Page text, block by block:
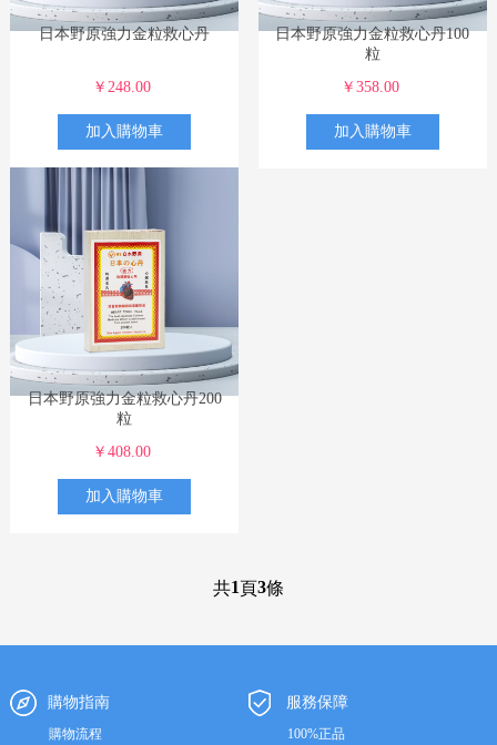
日本野原強力金粒救心丹
￥248.00
加入購物車
日本野原強力金粒救心丹100
粒
￥358.00
加入購物車
日本野原強力金粒救心丹200
粒
￥408.00
加入購物車
共1頁3條
購物指南
購物流程
服務保障
100%正品